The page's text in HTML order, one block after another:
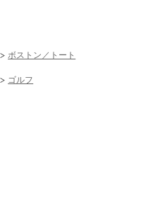
ボストン／トート
ゴルフ